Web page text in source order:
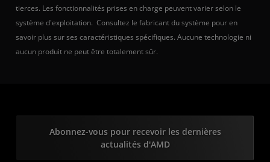
tierces. Les fonctionnalités prises en charge peuvent varier selon le
système d'exploitation. Consultez le fabricant du système pour en
savoir plus sur ses caractéristiques spécifiques. Aucune technologie ni
aucun produit ne peut être totalement sûr.
Abonnez-vous pour recevoir les dernières
actualités d'AMD